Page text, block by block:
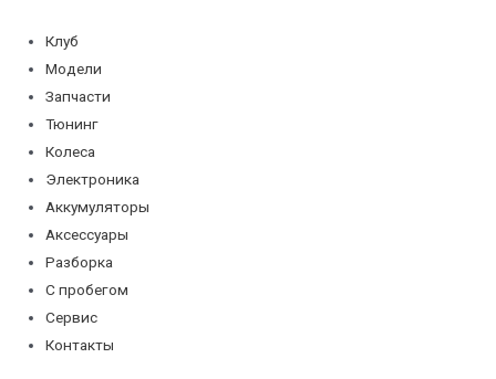
содержимому
Клуб
Модели
Запчасти
Тюнинг
Колеса
Электроника
Аккумуляторы
Аксессуары
Разборка
С пробегом
Сервис
Контакты